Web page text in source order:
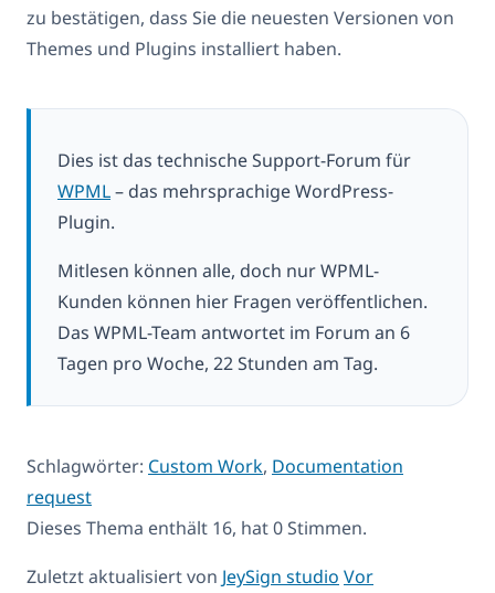
zu bestätigen, dass Sie die neuesten Versionen von
Themes und Plugins installiert haben.
Dies ist das technische Support-Forum für
WPML– das mehrsprachige WordPress-
Plugin.
Mitlesen können alle, doch nur WPML-
Kunden können hier Fragen veröffentlichen.
Das WPML-Team antwortet im Forum an 6
Tagen pro Woche, 22 Stunden am Tag.
Schlagwörter: Custom Work, Documentation
request
Dieses Thema enthält 16, hat 0 Stimmen.
Zuletzt aktualisiert von JeySign studio Vor